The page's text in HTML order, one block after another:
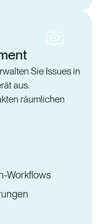
Sie Issues in
aus.
räumlichen
Workflows